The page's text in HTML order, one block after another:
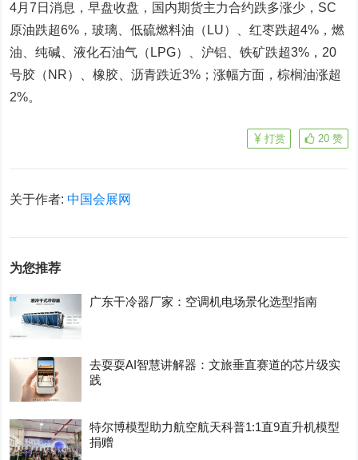
4月7日消息，早盘收盘，国内期货主力合约跌多涨少，SC
原油跌超6%，玻璃、低硫燃料油（LU）、红枣跌超4%，燃
油、纯碱、液化石油气（LPG）、沪铝、铁矿跌超3%，20
号胶（NR）、橡胶、沥青跌近3%；涨幅方面，棕榈油涨超
2%。
20 赞
打赏
关于作者:中国会展网
为您推荐
广东干冷器厂家：空调机电场景化选型指南
去耍耍AI智慧讲解器：文旅垂直赛道的芯片级实
践
特尔博模型助力航空航天科普1:1直9直升机模型
捐赠